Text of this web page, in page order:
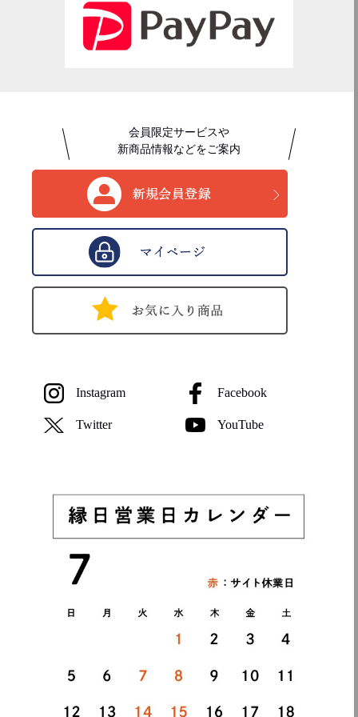
会員限定サービスや
新商品情報などをご案内
Instagram Facebook
Twitter YouTube